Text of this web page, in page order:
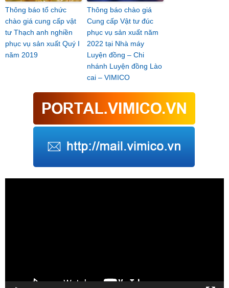
Thông báo tổ chức
chào giá cung cấp vật
tư Thạch anh nghiền
phục vụ sản xuất Quý I
năm 2019
Thông báo chào giá
Cung cấp Vật tư đúc
phục vụ sản xuất năm
2022 tại Nhà máy
Luyện đồng – Chi
nhánh Luyện đồng Lào
cai – VIMICO